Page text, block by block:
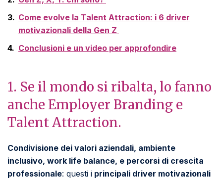
Come evolve la Talent Attraction: i 6 driver
motivazionali della Gen Z
Conclusioni e un video per approfondire
1. Se il mondo si ribalta, lo fanno
anche Employer Branding e
Talent Attraction.
Condivisione dei valori aziendali, ambiente
inclusivo, work life balance, e percorsi di crescita
professionale: questi i principali driver motivazionali